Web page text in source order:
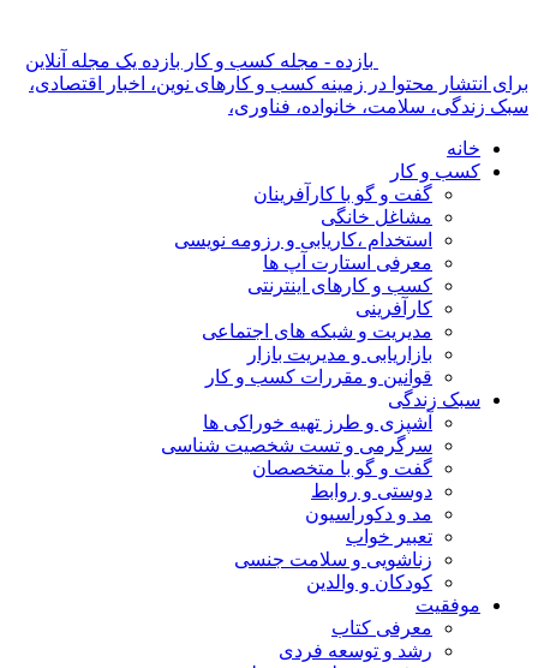
بازده - مجله کسب و کار بازده یک مجله آنلاین
برای انتشار محتوا در زمینه کسب و کارهای نوین، اخبار اقتصادی،
سبک زندگی، سلامت، خانواده، فناوری،
خانه
کسب و کار
گفت و گو با کارآفرینان
مشاغل خانگی
استخدام ،کاریابی و رزومه نویسی
معرفی استارت آپ ها
کسب و کارهای اینترنتی
کارآفرینی
مدیریت و شبکه های اجتماعی
بازاریابی و مدیریت بازار
قوانین و مقررات کسب و کار
سبک زندگی
آشپزی و طرز تهیه خوراکی ها
سرگرمی و تست شخصیت شناسی
گفت و گو با متخصصان
دوستی و روابط
مد و دکوراسیون
تعبیر خواب
زناشویی و سلامت جنسی
کودکان و والدین
موفقیت
معرفی کتاب
رشد و توسعه فردی